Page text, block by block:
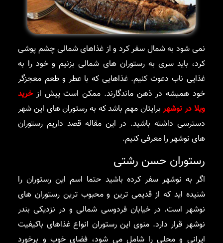
نمی شود به شمال سفر کرد و از غذاهای شمالی چشم پوشی
کرد، باید سری به رستوران های شمالی بزنیم و خود را به
غذایی ناب دعوت کنیم. غذاهایی که با عطر و طعم معجزگر
خود همیشه در ذهن ماندگارند. ممکن است پیش ازخرید
ویلا در نوشهر برایتان مهم باشد که به رستوران های این شهر
دسترسی داشته باشید. در این مقاله قصد داریم رستوران
های نوشهر را معرفی کنیم.
رستوران حسن رشتی
اگر به نوشهر سفر کرده باشید حتما اسم این رستوران را
شنیده اید که از قدیمی ترین و محبوب ترین رستوران های
نوشهر است. در خیابان فردوسی شمالی و در نزدیکی بندر
نوشهر قرار دارد. منوی این رستوران انواع غذاهای باکیفیت
ایرانی و محلی را شامل می شود، فضای خوب و برخورد